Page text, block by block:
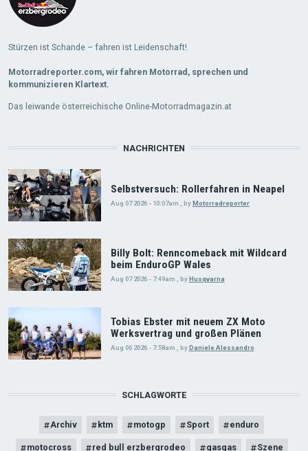
Stürzen ist Schande – fahren ist Leidenschaft!
Motorradreporter.com, wir fahren Motorrad, sprechen und
kommunizieren Klartext.
Das leiwande österreichische Online-Motorradmagazin.at
NACHRICHTEN
Selbstversuch: Rollerfahren in Neapel
Aug 07 2026 - 10:07am , by Motorradreporter
Billy Bolt: Renncomeback mit Wildcard
beim EnduroGP Wales
Aug 07 2026 - 7:49am byHusqvarna
Tobias Ebster mit neuem ZX Moto
Werksvertrag und großen Plänen
Aug 06 2026 - 7:58am , by Daniele Alessandro
SCHLAGWORTE
Archiv ktm motogp Sport enduro
motocross red bull erzbergrodeo gasgas Szene